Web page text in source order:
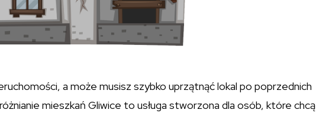
a może musisz szybko uprzątnąć lokal po poprzednich
mieszkań Gliwice to usługa stworzona dla osób, które chcą